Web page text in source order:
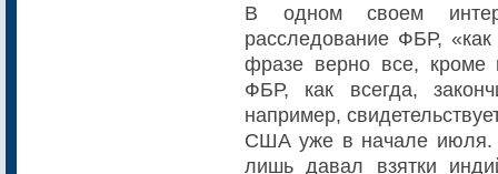
В одном своем
расследование ФБР,
фразе верно все, кроме
ФБР, как всегда,
например,
США уже в начале июля.
лишь давал взятки